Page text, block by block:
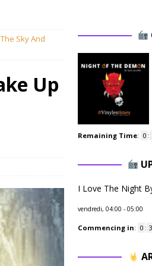
Sky And
Up
Remaining Time: 0 :
I Love The Night
vendredi, 04:00 - 05:00
Commencing in: 0 :